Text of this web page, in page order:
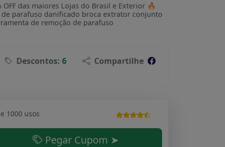
das maiores Lojas do Brasil e Exterior 🔥
parafuso danificado broca extrator conjunto
de remoção de parafuso
Descontos: 6 Compartilhe
1000 usos
Pegar Cupom ➤